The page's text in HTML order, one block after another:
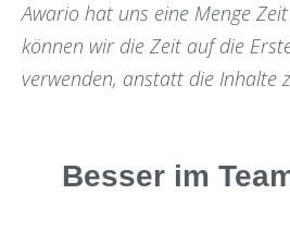
Awario hat uns eine Menge
können wir die Zeit auf die
verwenden, anstatt die Inhalte
Besser im